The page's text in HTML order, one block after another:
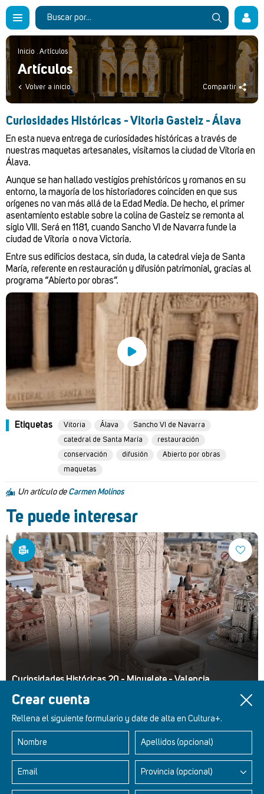
Crear cuenta
Rellena el siguiente formulario y date de alta en Cultura+.
Nombre Apellidos (opcional)
Email Provincia (opcional)
Inicio . Artículos
Artículos
Volver a inicio Compartir
Curiosidades Históricas - Vitoria Gasteiz - Álava
En esta nueva entrega de curiosidades históricas a través de
nuestras maquetas artesanales, visitamos la ciudad de Vitoria en
Álava.
Aunque se han hallado vestigios prehistóricos y romanos en su
entorno, la mayoría de los historiadores coinciden en que sus
orígenes no van más allá de la Edad Media. De hecho, el primer
asentamiento estable sobre la colina de Gasteiz se remonta al
siglo VIII. Será en 1181, cuando Sancho VI de Navarra funde la
ciudad de Vitoria o nova Victoria.
Entre sus edificios destaca, sin duda, la catedral vieja de Santa
María, referente en restauración y difusión patrimonial, gracias al
programa “Abierto por obras”.
Etiquetas Vitoria Álava
Sancho VI de Navarra
catedral de Santa María
restauración
conservación
difusión
Abierto por obras
maquetas
Un artículo de Carmen Molinos
Te puede interesar
Curiosidades Históricas 20 - Miguelete - Valencia
Retablos Renacentistas Este de León